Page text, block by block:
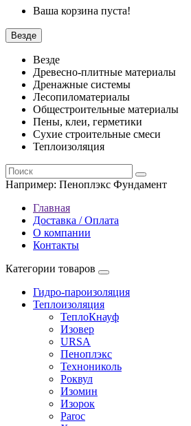
Ваша корзина пуста!
Везде
Везде
Древесно-плитные материалы
Дренажные системы
Лесопиломатериалы
Общестроительные материалы
Пены, клеи, герметики
Сухие строительные смеси
Теплоизоляция
Например: Пеноплэкс Фундамент
Главная
Доставка / Оплата
О компании
Контакты
Категории товаров
Гидро-пароизоляция
Теплоизоляция
ТеплоКнауф
Изовер
URSA
Пеноплэкс
Технониколь
Роквул
Изомин
Изорок
Paroc